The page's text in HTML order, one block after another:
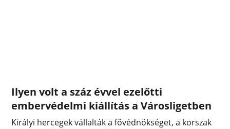
Ilyen volt a száz évvel ezelőtti
embervédelmi kiállítás a Városligetben
Királyi hercegek vállalták a fővédnökséget, a korszak